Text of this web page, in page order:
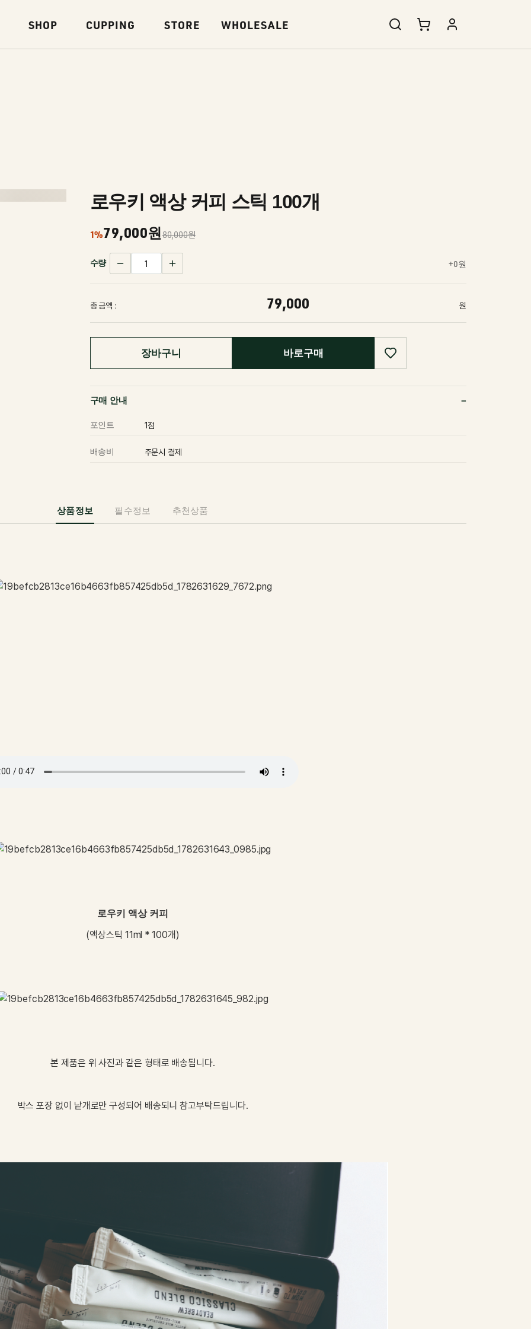
SHOP CUPPING STORE WHOLESALE
로우키 액상 커피 스틱 100개
1%79,000원80,000원
수량 +0원
총 금액 : 79,000 원
장바구니 바로구매
구매 안내
포인트 1점
배송비 주문시 결제
상품정보 필수정보 추천상품
로우키 액상 커피
(액상스틱 11ml * 100개 )
본 제품은 위 사진과 같은 형태로 배송됩니다.
박스 포장 없이 낱개로만 구성되어 배송되니 참고부탁드립니다.